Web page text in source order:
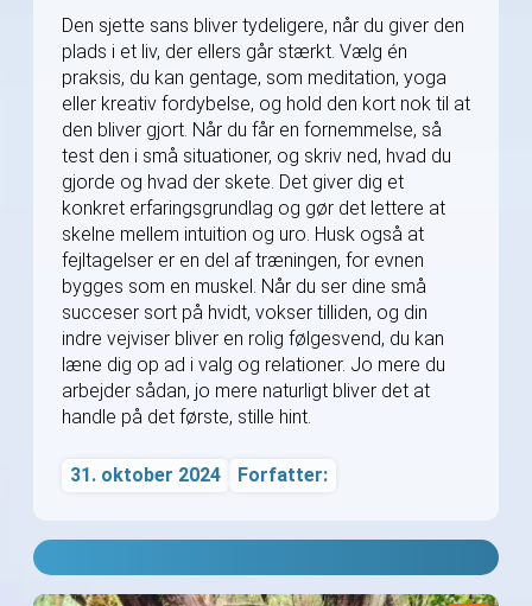
Den sjette sans bliver tydeligere, når du giver den
plads i et liv, der ellers går stærkt. Vælg én
praksis, du kan gentage, som meditation, yoga
eller kreativ fordybelse, og hold den kort nok til at
den bliver gjort. Når du får en fornemmelse, så
test den i små situationer, og skriv ned, hvad du
gjorde og hvad der skete. Det giver dig et
konkret erfaringsgrundlag og gør det lettere at
skelne mellem intuition og uro. Husk også at
fejltagelser er en del af træningen, for evnen
bygges som en muskel. Når du ser dine små
succeser sort på hvidt, vokser tilliden, og din
indre vejviser bliver en rolig følgesvend, du kan
læne dig op ad i valg og relationer. Jo mere du
arbejder sådan, jo mere naturligt bliver det at
handle på det første, stille hint.
31. oktober 2024 Forfatter: